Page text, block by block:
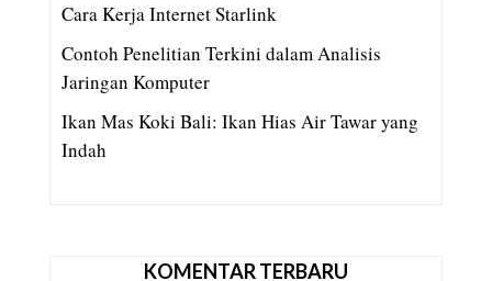
Cara Kerja Internet Starlink
Contoh Penelitian Terkini dalam Analisis
Jaringan Komputer
Ikan Mas Koki Bali: Ikan Hias Air Tawar yang
Indah
KOMENTAR TERBARU